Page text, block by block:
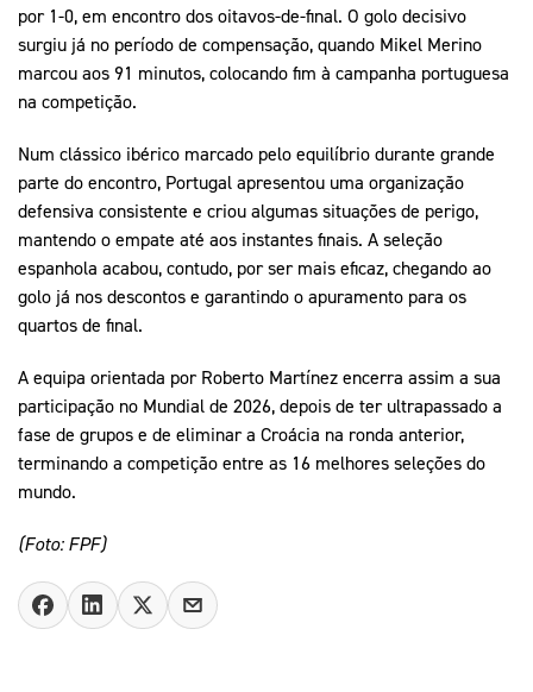
por 1-0, em encontro dos oitavos-de-final. O golo decisivo
surgiu já no período de compensação, quando Mikel Merino
marcou aos 91 minutos, colocando fim à campanha portuguesa
na competição.
Num clássico ibérico marcado pelo equilíbrio durante grande
parte do encontro, Portugal apresentou uma organização
defensiva consistente e criou algumas situações de perigo,
mantendo o empate até aos instantes finais. A seleção
espanhola acabou, contudo, por ser mais eficaz, chegando ao
golo já nos descontos e garantindo o apuramento para os
quartos de final.
A equipa orientada por Roberto Martínez encerra assim a sua
participação no Mundial de 2026, depois de ter ultrapassado a
fase de grupos e de eliminar a Croácia na ronda anterior,
terminando a competição entre as 16 melhores seleções do
mundo.
(Foto: FPF)